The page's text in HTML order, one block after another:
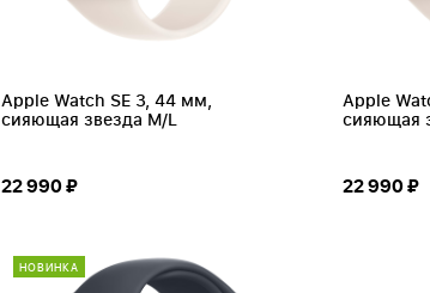
Apple Watch SE 3, 44 мм,
сияющая звезда M/L
22 990 ₽
Apple
сияющая
22 990 ₽
НОВИНКА